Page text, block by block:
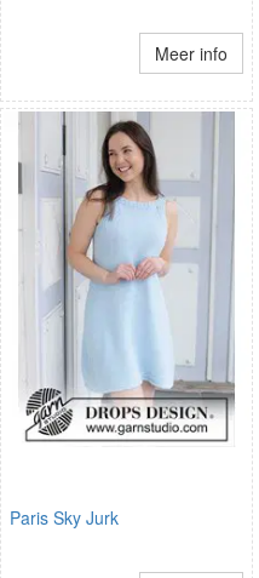
Meer info
Paris Sky Jurk